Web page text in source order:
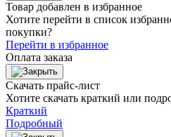
Товар добавлен в избранное
Хотите перейти в список
покупки?
Перейти в избранное
Оплата заказа
Скачать прайс-лист
Хотите скачать краткий или
Краткий
Подробный